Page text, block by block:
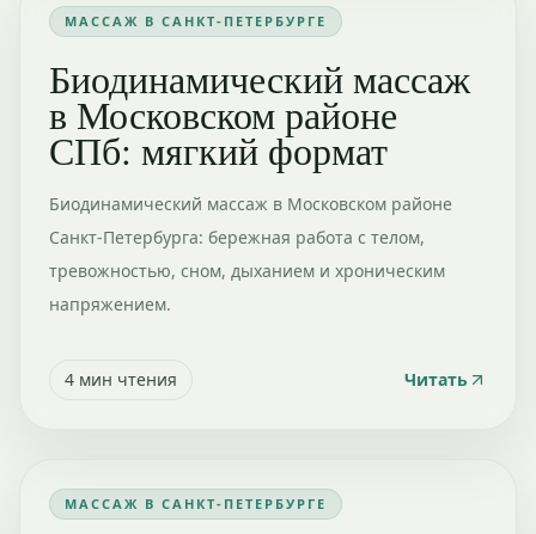
МАССАЖ В САНКТ-ПЕТЕРБУРГЕ
Биодинамический массаж
в Московском районе
СПб: мягкий формат
Биодинамический массаж в Московском районе
Санкт-Петербурга: бережная работа с телом,
тревожностью, сном, дыханием и хроническим
напряжением.
4 мин чтения Читать
МАССАЖ В САНКТ-ПЕТЕРБУРГЕ